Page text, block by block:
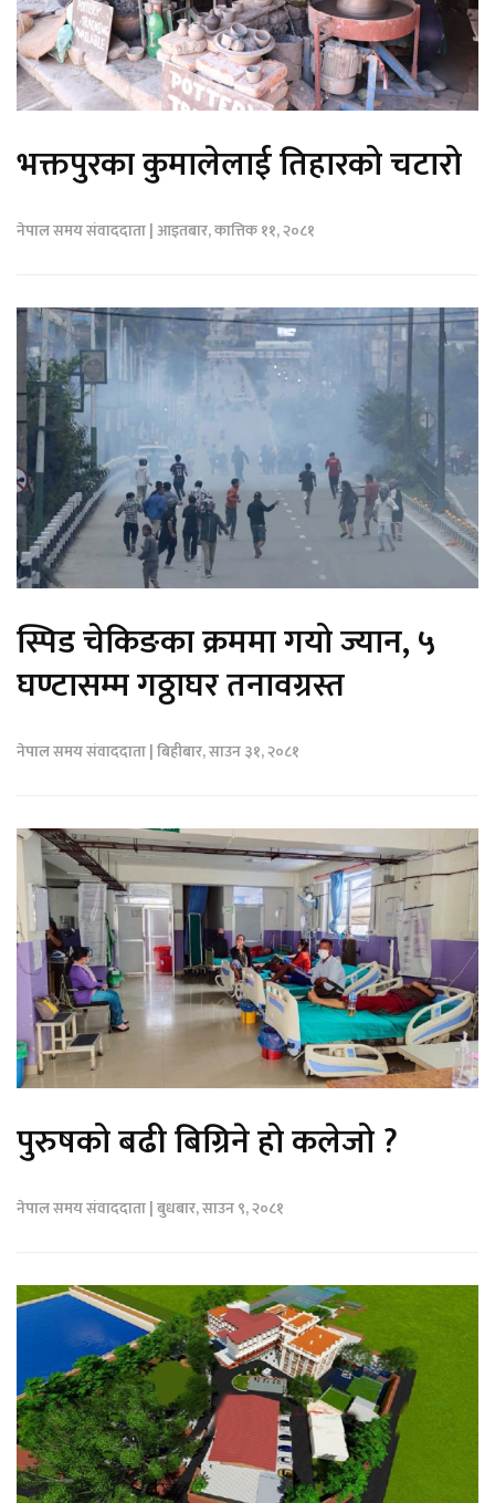
भक्तपुरका कुमालेलाई तिहारको चटारो
नेपाल समय संवाददाता | आइतबार, कात्तिक ११, २०८१
स्पिड चेकिङका क्रममा गयो ज्यान, ५
घण्टासम्म गठ्ठाघर तनावग्रस्त
नेपाल समय संवाददाता | बिहीबार, साउन ३१, २०८१
पुरुषको बढी बिग्रिने हो कलेजो ?
नेपाल समय संवाददाता | बुधबार, साउन ९, २०८१